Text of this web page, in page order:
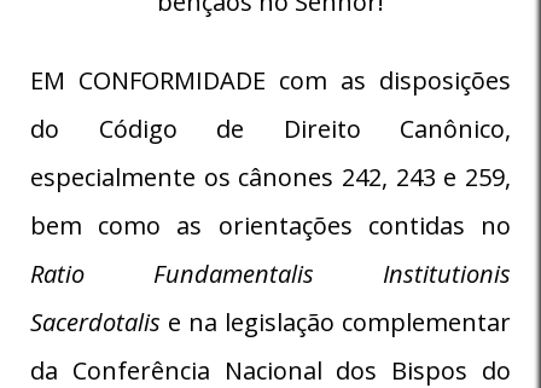
EM CONFORMIDADE com as disposições
do Código de Direito Canônico,
especialmente os cânones 242, 243 e 259,
bem como as orientações contidas no
Ratio Fundamentalis Institutionis
Sacerdotalis e na legislação complementar
da Conferência Nacional dos Bispos do